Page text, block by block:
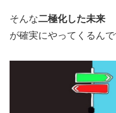
そんな二極化した未来
が確実にやってくるんで